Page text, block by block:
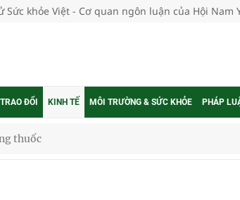
Sức khỏe Việt - Cơ quan ngôn luận của Hội Nam
ĐỔI KINH TẾ MÔI TRƯỜNG & SỨC KHỎE PHÁP